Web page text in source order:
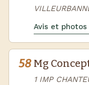
Avis et
58 Mg
1 IMP